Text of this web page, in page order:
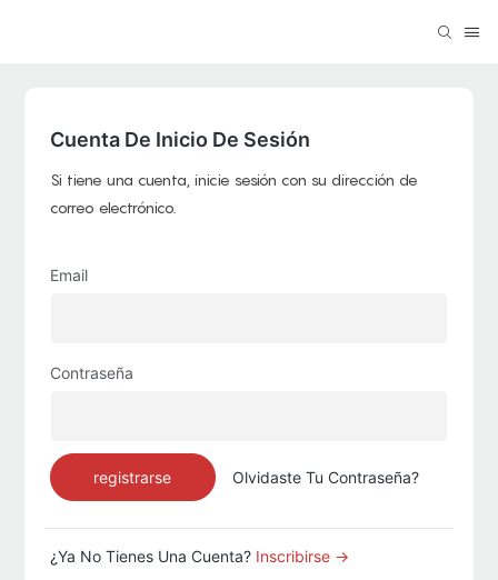
Cuenta De Inicio De Sesión
Si tiene una cuenta, inicie sesión con su dirección de
correo electrónico.
Email
Contraseña
registrarse Olvidaste Tu Contraseña?
¿Ya No Tienes Una Cuenta? Inscribirse →